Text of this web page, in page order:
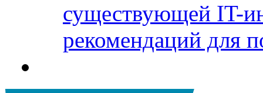
существующей IT-
рекомендаций для